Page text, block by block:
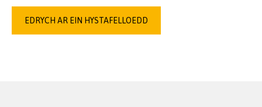
EDRYCH AR EIN HYSTAFELLOEDD